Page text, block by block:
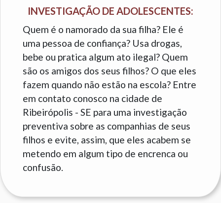
INVESTIGAÇÃO DE ADOLESCENTES:
Quem é o namorado da sua filha? Ele é
uma pessoa de confiança? Usa drogas,
bebe ou pratica algum ato ilegal? Quem
são os amigos dos seus filhos? O que eles
fazem quando não estão na escola? Entre
em contato conosco na cidade de
Ribeirópolis - SE para uma investigação
preventiva sobre as companhias de seus
filhos e evite, assim, que eles acabem se
metendo em algum tipo de encrenca ou
confusão.